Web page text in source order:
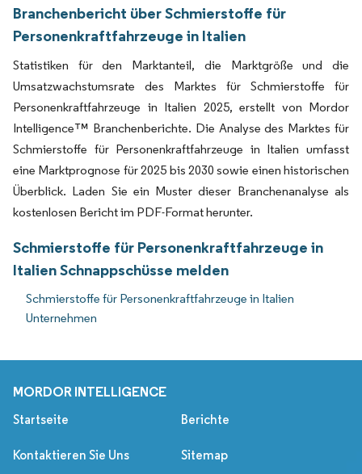
Branchenbericht über Schmierstoffe für
Personenkraftfahrzeuge in Italien
Statistiken für den Marktanteil, die Marktgröße und die
Umsatzwachstumsrate des Marktes für Schmierstoffe für
Personenkraftfahrzeuge in Italien 2025, erstellt von Mordor
Intelligence™ Branchenberichte. Die Analyse des Marktes für
Schmierstoffe für Personenkraftfahrzeuge in Italien umfasst
eine Marktprognose für 2025 bis 2030 sowie einen historischen
Überblick. Laden Sie ein Muster dieser Branchenanalyse als
kostenlosen Bericht im PDF-Format herunter.
Schmierstoffe für Personenkraftfahrzeuge in
Italien Schnappschüsse melden
Schmierstoffe für Personenkraftfahrzeuge in Italien
Unternehmen
MORDOR INTELLIGENCE
Startseite Berichte
Kontaktieren Sie Uns Sitemap